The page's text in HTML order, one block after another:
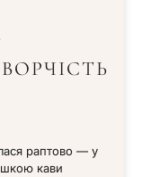
раптово — у
кави